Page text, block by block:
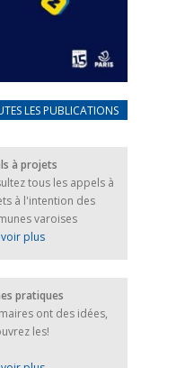
les réfugiés
LES PUBLICATIONS
à projets
tous les appels à
à l'intention des
varoises
plus
pratiques
ont des idées,
les!